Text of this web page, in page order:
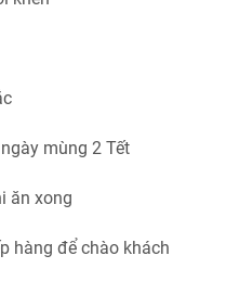
mùng 2 Tết
ăn xong
hàng để chào khách